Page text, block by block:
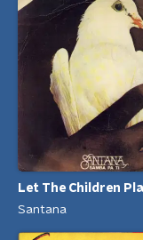
Let The Children
Santana